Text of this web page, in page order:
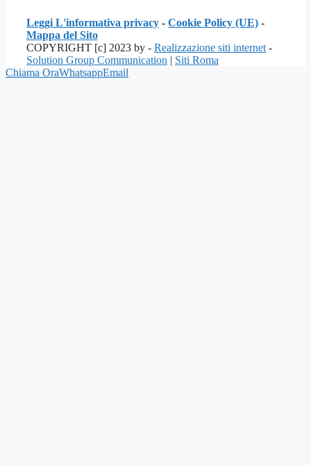
Leggi L'informativa privacy - Cookie Policy (UE) -
Mappa del Sito
COPYRIGHT [c] 2023 by - Realizzazione siti internet -
Solution Group Communication | Siti Roma
Chiama OraWhatsappEmail